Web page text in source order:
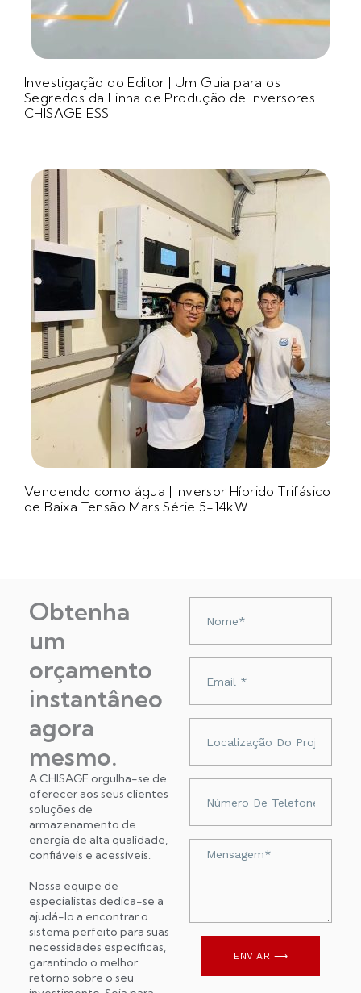
Investigação do Editor | Um Guia para os
Segredos da Linha de Produção de Inversores
CHISAGE ESS
Vendendo como água | Inversor Híbrido Trifásico
de Baixa Tensão Mars Série 5-14kW
Obtenha
um
orçamento
instantâneo
agora
mesmo.
A CHISAGE orgulha-se de
oferecer aos seus clientes
soluções de
armazenamento de
energia de alta qualidade,
confiáveis ​​e acessíveis.
Nossa equipe de
especialistas dedica-se a
ajudá-lo a encontrar o
sistema perfeito para suas
necessidades específicas,
garantindo o melhor
retorno sobre o seu
telefonu
ENVIAR ⟶